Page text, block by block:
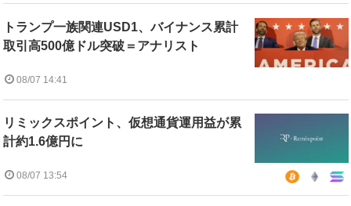
トランプ一族関連USD1、バイナンス累計
取引高500億ドル突破＝アナリスト
08/07 14:41
リミックスポイント、仮想通貨運用益が累
計約1.6億円に
08/07 13:54